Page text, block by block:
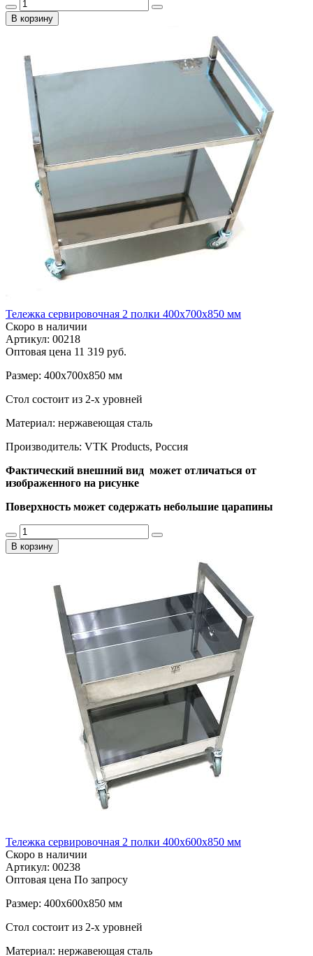
В корзину
Тележка сервировочная 2 полки 400х700х850 мм
Скоро в наличии
Артикул: 00218
Оптовая цена 11 319 руб.
Размер: 400х700х850 мм
Стол состоит из 2-х уровней
Материал: нержавеющая сталь
Производитель: VTK Products, Россия
Фактический внешний вид может отличаться от
изображенного на рисунке
Поверхность может содержать небольшие царапины
В корзину
Тележка сервировочная 2 полки 400х600х850 мм
Скоро в наличии
Артикул: 00238
Оптовая цена По запросу
Размер: 400х600х850 мм
Стол состоит из 2-х уровней
Материал: нержавеющая сталь